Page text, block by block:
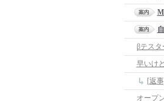
βテスタ
早いけ
[返
オープ